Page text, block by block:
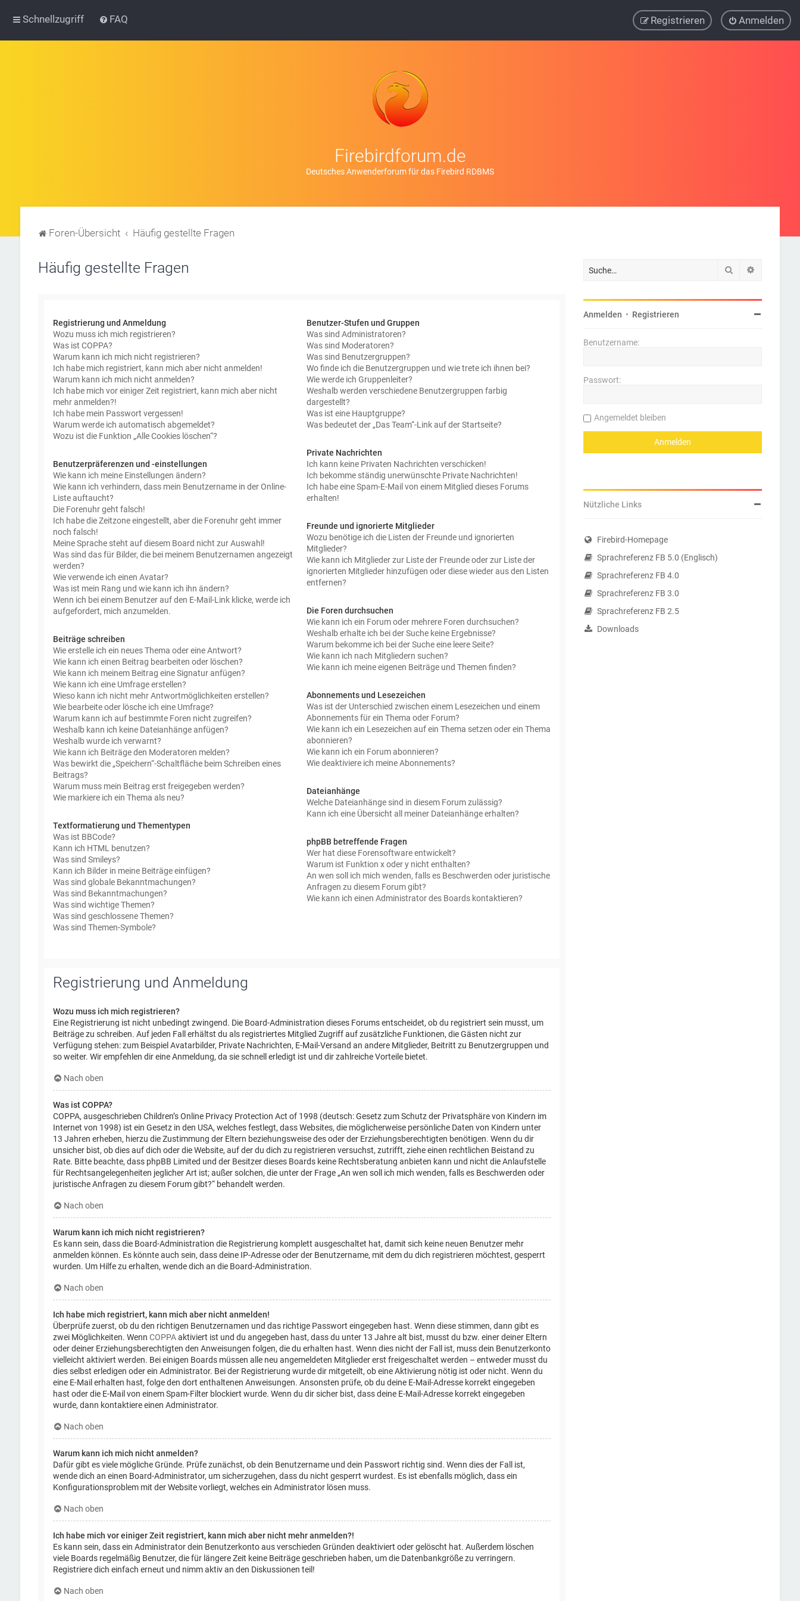
Schnellzugriff FAQ Anmelden
Registrieren
Firebirdforum.de
Deutsches Anwenderforum für das Firebird RDBMS
Foren-Übersicht Häufig gestellte Fragen
Häufig gestellte Fragen
Registrierung und Anmeldung
Wozu muss ich mich registrieren?
Was ist COPPA?
Warum kann ich mich nicht registrieren?
Ich habe mich registriert, kann mich aber nicht anmelden!
Warum kann ich mich nicht anmelden?
Ich habe mich vor einiger Zeit registriert, kann mich aber nicht
mehr anmelden?!
Ich habe mein Passwort vergessen!
Warum werde ich automatisch abgemeldet?
Wozu ist die Funktion „Alle Cookies löschen“?
Benutzerpräferenzen und -einstellungen
Wie kann ich meine Einstellungen ändern?
Wie kann ich verhindern, dass mein Benutzername in der Online-
Liste auftaucht?
Die Forenuhr geht falsch!
Ich habe die Zeitzone eingestellt, aber die Forenuhr geht immer
noch falsch!
Meine Sprache steht auf diesem Board nicht zur Auswahl!
Was sind das für Bilder, die bei meinem Benutzernamen angezeigt
werden?
Wie verwende ich einen Avatar?
Was ist mein Rang und wie kann ich ihn ändern?
Wenn ich bei einem Benutzer auf den E-Mail-Link klicke, werde ich
aufgefordert, mich anzumelden.
Beiträge schreiben
Wie erstelle ich ein neues Thema oder eine Antwort?
Wie kann ich einen Beitrag bearbeiten oder löschen?
Wie kann ich meinem Beitrag eine Signatur anfügen?
Wie kann ich eine Umfrage erstellen?
Wieso kann ich nicht mehr Antwortmöglichkeiten erstellen?
Wie bearbeite oder lösche ich eine Umfrage?
Warum kann ich auf bestimmte Foren nicht zugreifen?
Weshalb kann ich keine Dateianhänge anfügen?
Weshalb wurde ich verwarnt?
Wie kann ich Beiträge den Moderatoren melden?
Was bewirkt die „Speichern“-Schaltfläche beim Schreiben eines
Beitrags?
Warum muss mein Beitrag erst freigegeben werden?
Wie markiere ich ein Thema als neu?
Textformatierung und Thementypen
Was ist BBCode?
Kann ich HTML benutzen?
Was sind Smileys?
Kann ich Bilder in meine Beiträge einfügen?
Was sind globale Bekanntmachungen?
Was sind Bekanntmachungen?
Was sind wichtige Themen?
Was sind geschlossene Themen?
Was sind Themen-Symbole?
Benutzer-Stufen und Gruppen
Was sind Administratoren?
Was sind Moderatoren?
Was sind Benutzergruppen?
Wo finde ich die Benutzergruppen und wie trete ich ihnen bei?
Wie werde ich Gruppenleiter?
Weshalb werden verschiedene Benutzergruppen farbig
dargestellt?
Was ist eine Hauptgruppe?
Was bedeutet der „Das Team“-Link auf der Startseite?
Private Nachrichten
Ich kann keine Privaten Nachrichten verschicken!
Ich bekomme ständig unerwünschte Private Nachrichten!
Ich habe eine Spam-E-Mail von einem Mitglied dieses Forums
erhalten!
Freunde und ignorierte Mitglieder
Wozu benötige ich die Listen der Freunde und ignorierten
Mitglieder?
Wie kann ich Mitglieder zur Liste der Freunde oder zur Liste der
ignorierten Mitglieder hinzufügen oder diese wieder aus den Listen
entfernen?
Die Foren durchsuchen
Wie kann ich ein Forum oder mehrere Foren durchsuchen?
Weshalb erhalte ich bei der Suche keine Ergebnisse?
Warum bekomme ich bei der Suche eine leere Seite?
Wie kann ich nach Mitgliedern suchen?
Wie kann ich meine eigenen Beiträge und Themen finden?
Abonnements und Lesezeichen
Was ist der Unterschied zwischen einem Lesezeichen und einem
Abonnements für ein Thema oder Forum?
Wie kann ich ein Lesezeichen auf ein Thema setzen oder ein Thema
abonnieren?
Wie kann ich ein Forum abonnieren?
Wie deaktiviere ich meine Abonnements?
Dateianhänge
Welche Dateianhänge sind in diesem Forum zulässig?
Kann ich eine Übersicht all meiner Dateianhänge erhalten?
phpBB betreffende Fragen
Wer hat diese Forensoftware entwickelt?
Warum ist Funktion x oder y nicht enthalten?
An wen soll ich mich wenden, falls es Beschwerden oder juristische
Anfragen zu diesem Forum gibt?
Wie kann ich einen Administrator des Boards kontaktieren?
Registrierung und Anmeldung
Wozu muss ich mich registrieren?
Eine Registrierung ist nicht unbedingt zwingend. Die Board-Administration dieses Forums entscheidet, ob du registriert sein musst, um
Beiträge zu schreiben. Auf jeden Fall erhältst du als registriertes Mitglied Zugriff auf zusätzliche Funktionen, die Gästen nicht zur
Verfügung stehen: zum Beispiel Avatarbilder, Private Nachrichten, E-Mail-Versand an andere Mitglieder, Beitritt zu Benutzergruppen und
so weiter. Wir empfehlen dir eine Anmeldung, da sie schnell erledigt ist und dir zahlreiche Vorteile bietet.
Nach oben
Was ist COPPA?
COPPA, ausgeschrieben Children’s Online Privacy Protection Act of 1998 (deutsch: Gesetz zum Schutz der Privatsphäre von Kindern im
Internet von 1998) ist ein Gesetz in den USA, welches festlegt, dass Websites, die möglicherweise persönliche Daten von Kindern unter
13 Jahren erheben, hierzu die Zustimmung der Eltern beziehungsweise des oder der Erziehungsberechtigten benötigen. Wenn du dir
unsicher bist, ob dies auf dich oder die Website, auf der du dich zu registrieren versuchst, zutrifft, ziehe einen rechtlichen Beistand zu
Rate. Bitte beachte, dass phpBB Limited und der Besitzer dieses Boards keine Rechtsberatung anbieten kann und nicht die Anlaufstelle
für Rechtsangelegenheiten jeglicher Art ist; außer solchen, die unter der Frage „An wen soll ich mich wenden, falls es Beschwerden oder
juristische Anfragen zu diesem Forum gibt?“ behandelt werden.
Nach oben
Warum kann ich mich nicht registrieren?
Es kann sein, dass die Board-Administration die Registrierung komplett ausgeschaltet hat, damit sich keine neuen Benutzer mehr
anmelden können. Es könnte auch sein, dass deine IP-Adresse oder der Benutzername, mit dem du dich registrieren möchtest, gesperrt
wurden. Um Hilfe zu erhalten, wende dich an die Board-Administration.
Nach oben
Ich habe mich registriert, kann mich aber nicht anmelden!
Überprüfe zuerst, ob du den richtigen Benutzernamen und das richtige Passwort eingegeben hast. Wenn diese stimmen, dann gibt es
zwei Möglichkeiten. Wenn COPPAaktiviert ist und du angegeben hast, dass du unter 13 Jahre alt bist, musst du bzw. einer deiner Eltern
oder deiner Erziehungsberechtigten den Anweisungen folgen, die du erhalten hast. Wenn dies nicht der Fall ist, muss dein Benutzerkonto
vielleicht aktiviert werden. Bei einigen Boards müssen alle neu angemeldeten Mitglieder erst freigeschaltet werden – entweder musst du
dies selbst erledigen oder ein Administrator. Bei der Registrierung wurde dir mitgeteilt, ob eine Aktivierung nötig ist oder nicht. Wenn du
eine E-Mail erhalten hast, folge den dort enthaltenen Anweisungen. Ansonsten prüfe, ob du deine E-Mail-Adresse korrekt eingegeben
hast oder die E-Mail von einem Spam-Filter blockiert wurde. Wenn du dir sicher bist, dass deine E-Mail-Adresse korrekt eingegeben
wurde, dann kontaktiere einen Administrator.
Nach oben
Warum kann ich mich nicht anmelden?
Dafür gibt es viele mögliche Gründe. Prüfe zunächst, ob dein Benutzername und dein Passwort richtig sind. Wenn dies der Fall ist,
wende dich an einen Board-Administrator, um sicherzugehen, dass du nicht gesperrt wurdest. Es ist ebenfalls möglich, dass ein
Konfigurationsproblem mit der Website vorliegt, welches ein Administrator lösen muss.
Nach oben
Ich habe mich vor einiger Zeit registriert, kann mich aber nicht mehr anmelden?!
Es kann sein, dass ein Administrator dein Benutzerkonto aus verschieden Gründen deaktiviert oder gelöscht hat. Außerdem löschen
viele Boards regelmäßig Benutzer, die für längere Zeit keine Beiträge geschrieben haben, um die Datenbankgröße zu verringern.
Registriere dich einfach erneut und nimm aktiv an den Diskussionen teil!
Nach oben
Suche
Anmelden • Registrieren
Benutzername:
Passwort:
Angemeldet bleiben
Nützliche Links
Firebird-Homepage
Sprachreferenz FB 5.0 (Englisch)
Sprachreferenz FB 4.0
Sprachreferenz FB 3.0
Sprachreferenz FB 2.5
Downloads